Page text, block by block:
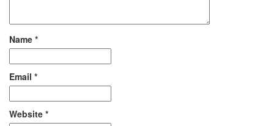
Name *
Email *
Website *